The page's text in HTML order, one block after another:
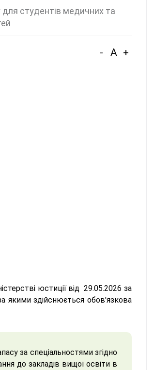
для студентів медичних та
- A +
юстиції від 29.05.2026 за
якими здійснюється обов'язкова
за спеціальностями згідно
до закладів вищої освіти в